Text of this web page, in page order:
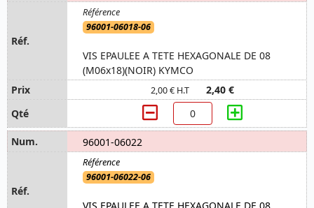
96001-06018-06
VIS EPAULEE A TETE HEXAGONALE DE 08
(M06x18)(NOIR) KYMCO
2,00 € H.T 2,40 €
96001-06022
96001-06022-06